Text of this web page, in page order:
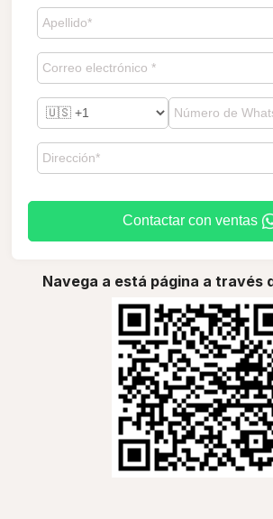
Contactar con ventas
Navega a está página a través